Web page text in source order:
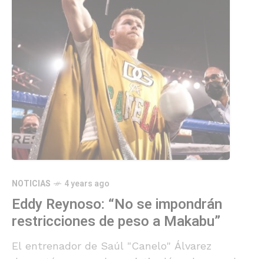
NOTICIAS 4 years ago
Eddy Reynoso: “No se impondrán
restricciones de peso a Makabu”
El entrenador de Saúl "Canelo" Álvarez